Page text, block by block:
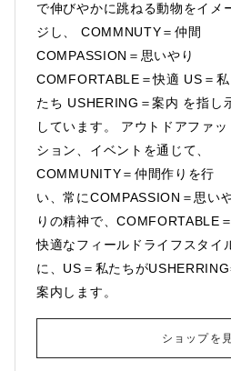
で伸びやかに跳ねる動物をイメ
ジし、 COMMNUTY＝仲間
COMPASSION＝思いやり
COMFORTABLE＝快適 US＝私
たち USHERING＝案内 を指し
しています。 アウトドアファッ
ション、イベントを通じて、
COMMUNITY＝仲間作りを行
い、常にCOMPASSION＝思い
りの精神で、COMFORTABLE＝
快適なフィールドライフスタイ
に、US＝私たちが
案内します。
ショップを